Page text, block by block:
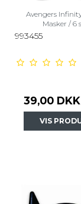
Avengers
Masker / 6
993455
39,00 DKK
VIS